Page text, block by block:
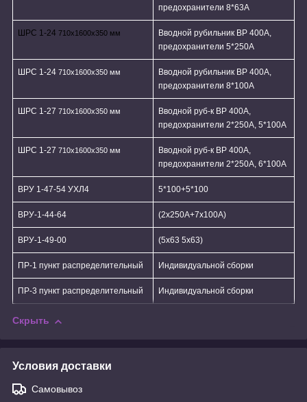
предохранители 8*63А
ШРС 1-24710х1600х350 мм
Вводной рубильник ВР 400А,
предохранители 5*250А
ШРС 1-24710х1600х350 мм
Вводной рубильник ВР 400А,
предохранители 8*100А
ШРС 1-27710х1600х350 мм
Вводной руб-к ВР 400А,
предохранители 2*250А, 5*100А
ШРС 1-27710х1600х350 мм
Вводной руб-к ВР 400А,
предохранители 2*250А, 6*100А
ВРУ 1-47-54 УХЛ4 5*100+5*100
ВРУ-1-44-64 (2х250А+7х100А)
ВРУ-1-49-00 (5х63 5х63)
ПР-1пункт распределительный Индивидуальной сборки
ПР-3пункт распределительный Индивидуальной сборки
Скрыть
Условия доставки
Самовывоз